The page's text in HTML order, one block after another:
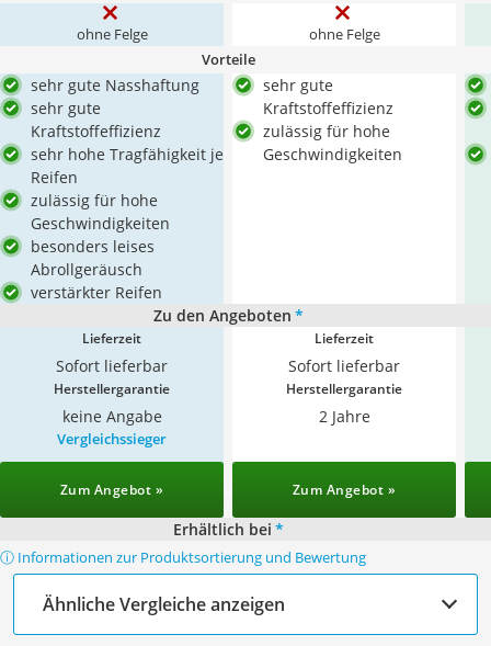
ohne Felge ohne Felge
Vorteile
sehr gute Nasshaftung
sehr gute
Kraftstoffeffizienz
sehr hohe Tragfähigkeit je
Reifen
zulässig für hohe
Geschwindigkeiten
besonders leises
Abrollgeräusch
verstärkter Reifen
sehr gute
Kraftstoffeffizienz
zulässig für hohe
Geschwindigkeiten
Zu den Angeboten *
Lieferzeit
Sofort lieferbar
Lieferzeit
Sofort lieferbar
Herstellergarantie
keine Angabe
Herstellergarantie
2 Jahre
Vergleichssieger
Zum Angebot » Zum Angebot »
Erhältlich bei *
ⓘ Informationen zur Produktsortierung und Bewertung
Ähnliche Vergleiche anzeigen